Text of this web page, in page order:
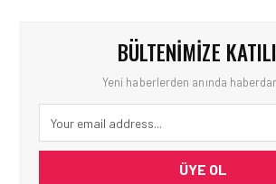
BÜLTENIMIZE
Yeni haberlerden anında
ÜYE OL